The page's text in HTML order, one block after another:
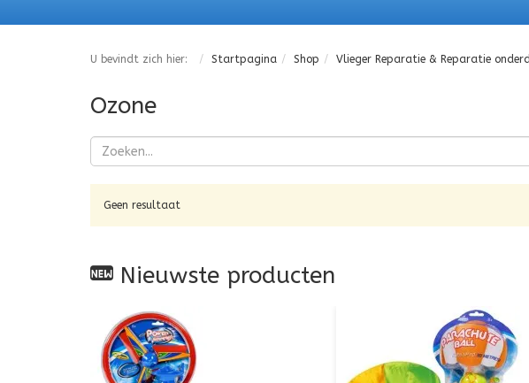
U bevindt zich hier: Startpagina Shop Vlieger Reparatie & Reparatie
Ozone
Geen resultaat
Nieuwste producten